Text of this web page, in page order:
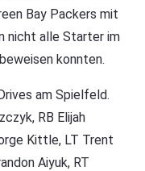
Bay Packers mit
nicht alle Starter im
konnten.
am Spielfeld.
RB Elijah
Kittle, LT Trent
Aiyuk, RT